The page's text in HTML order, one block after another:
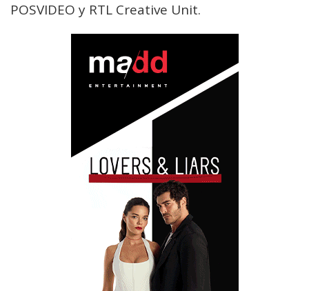
POSVIDEO y RTL Creative Unit.